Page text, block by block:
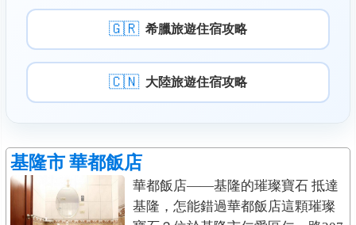
🇬🇷 希臘旅遊住宿攻略
🇨🇳 大陸旅遊住宿攻略
基隆市華都飯店
華都飯店——基隆的璀璨寶石 抵達
基隆，怎能錯過華都飯店這顆璀璨